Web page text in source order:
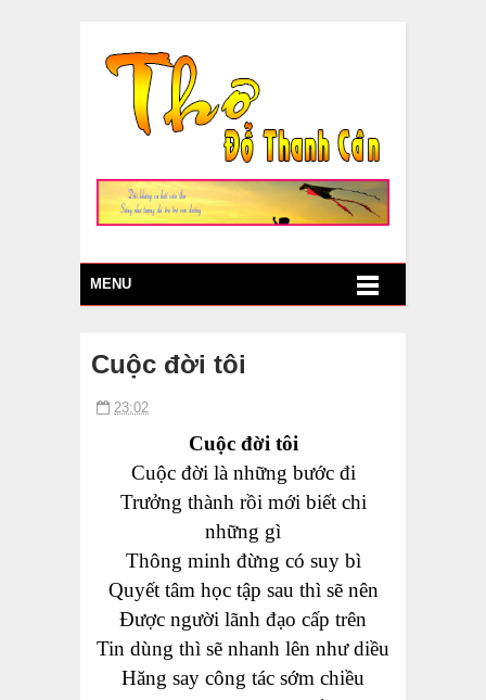
MENU
Cuộc đời tôi
23:02
Cuộc đời tôi
Cuộc đời là những bước đi
Trưởng thành rồi mới biết chi
những gì
Thông minh đừng có suy bì
Quyết tâm học tập sau thì sẽ nên
Được người lãnh đạo cấp trên
Tin dùng thì sẽ nhanh lên như diều
Hăng say công tác sớm chiều